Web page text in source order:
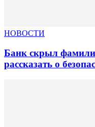
НОВОСТИ
Банк скрыл
рассказать о